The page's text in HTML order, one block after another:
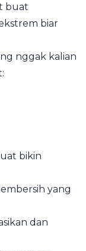
buat
biar
nggak kalian
bikin
yang
dan